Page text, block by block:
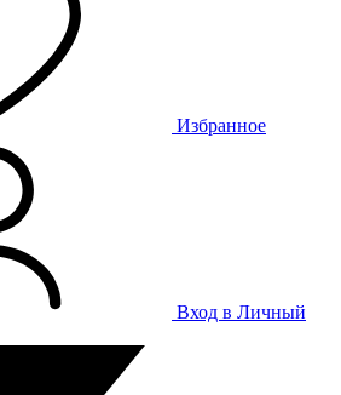
Избранное
Вход в Личный